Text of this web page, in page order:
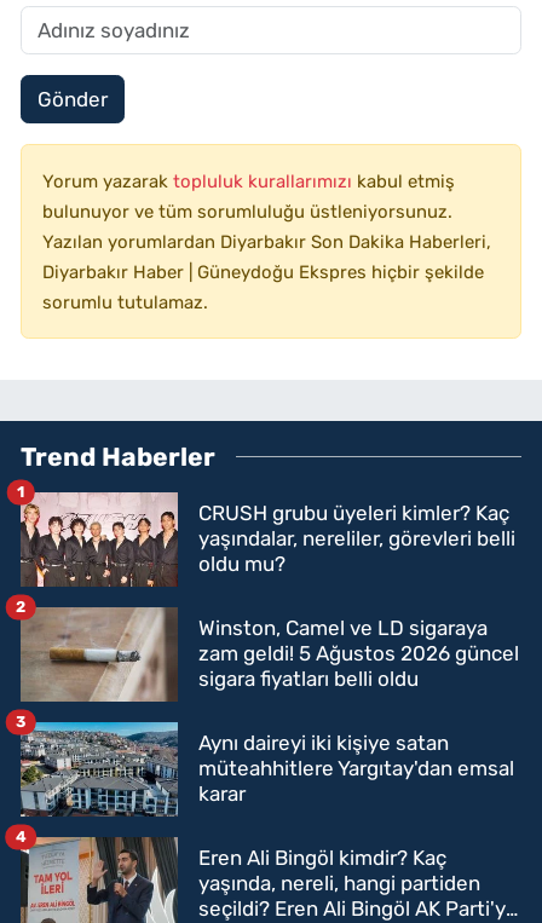
Gönder
Yorum yazarak topluluk kurallarımızı kabul etmiş
bulunuyor ve tüm sorumluluğu üstleniyorsunuz.
Yazılan yorumlardan Diyarbakır Son Dakika Haberleri,
Diyarbakır Haber | Güneydoğu Ekspres hiçbir şekilde
sorumlu tutulamaz.
Trend Haberler
CRUSH grubu üyeleri kimler? Kaç
yaşındalar, nereliler, görevleri belli
oldu mu?
1
Winston, Camel ve LD sigaraya
zam geldi! 5 Ağustos 2026 güncel
sigara fiyatları belli oldu
2
Aynı daireyi iki kişiye satan
müteahhitlere Yargıtay'dan emsal
karar
3
Eren Ali Bingöl kimdir? Kaç
yaşında, nereli, hangi partiden
seçildi? Eren Ali Bingöl AK Parti'ye
4